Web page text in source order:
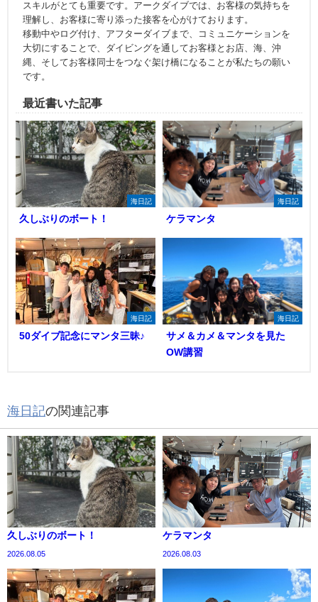
スキルがとても重要です。アークダイブでは、お客様の気持ちを
理解し、お客様に寄り添った接客を心がけております。
移動中やログ付け、アフターダイブまで、コミュニケーションを
大切にすることで、ダイビングを通してお客様とお店、海、沖
縄、そしてお客様同士をつなぐ架け橋になることが私たちの願い
です。
最近書いた記事
海日記
久しぶりのボート！
海日記
ケラマンタ
海日記
50ダイブ記念にマンタ三昧♪
海日記
サメ＆カメ＆マンタを見た
OW講習
海日記の関連記事
久しぶりのボート！
2026.08.05
ケラマンタ
2026.08.03